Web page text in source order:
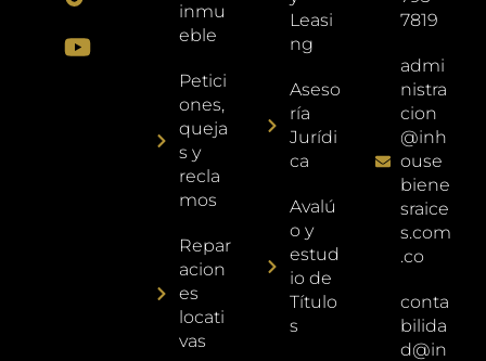
inmu
eble
Petici
ones,
queja
s y
recla
mos
Repar
acion
es
locati
vas
Leasi
ng
Aseso
ría
Jurídi
ca
Avalú
o y
estud
io de
Título
s
7819
admi
nistra
cion
@inh
ouse
biene
sraice
s.com
.co
conta
bilida
d@in